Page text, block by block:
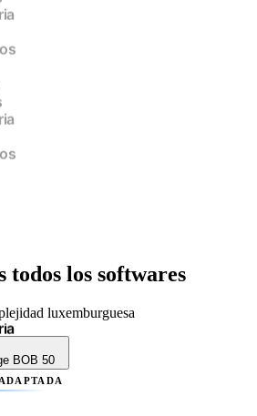
todos los softwares
luxemburguesa
BOB 50